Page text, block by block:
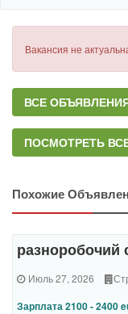
Вакансия не
ВСЕ
ПОСМОТРЕТЬ
Похожие
разноробочий
Июль 27, 2026
Зарплата 2100 - 2400